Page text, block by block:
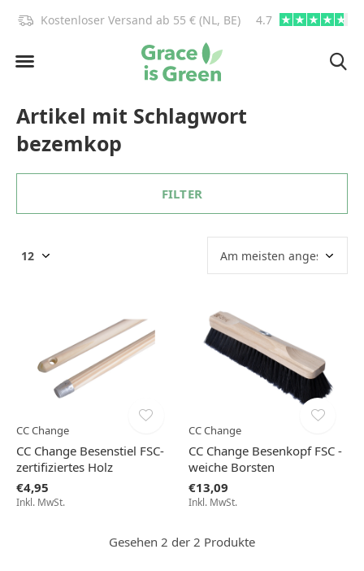
Kostenloser Versand ab 55 € (NL, BE) 4.7
Artikel mit Schlagwort
bezemkop
FILTER
CC Change
CC Change Besenstiel FSC-
zertifiziertes Holz
€4,95
Inkl. MwSt.
CC Change
CC Change Besenkopf FSC -
weiche Borsten
€13,09
Inkl. MwSt.
Gesehen 2 der 2 Produkte